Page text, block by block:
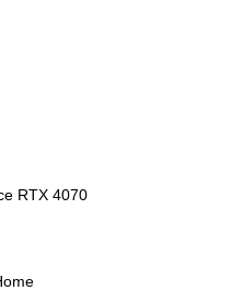
позицію з розділу
технічні звіти
Ultra 9 185H
RTX 4070